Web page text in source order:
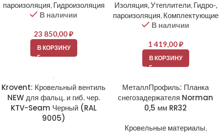
пароизоляция, Гидроизоляция
В наличии
23 850,00₽
В КОРЗИНУ
Изоляция, Утеплители, Гидро-,
пароизоляция, Комплектующие
В наличии
1 419,00₽
В КОРЗИНУ
Krovent: Кровельный вентиль
NEW для фальц. и гиб. чер.
KTV-Seam Черный (RAL
9005)
МеталлПрофиль: Планка
снегозадержателя Norman
0,5 мм RR32
Кровельные материалы,